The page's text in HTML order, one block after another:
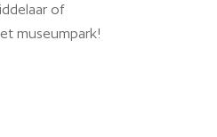
of
museumpark!